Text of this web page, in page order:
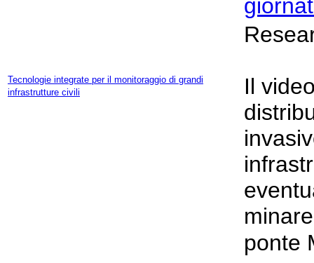
Tecnologie integrate per il monitoraggio di grandi
infrastrutture civili
Il
ponte